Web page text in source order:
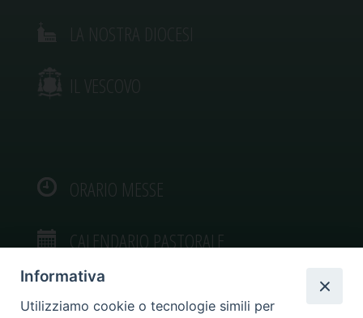
IL VESCOVO
ORARIO MESSE
CALENDARIO PASTORALE
Informativa
Utilizziamo cookie o tecnologie simili per